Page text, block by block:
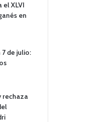
el XLVI
en
7 de julio:
rechaza